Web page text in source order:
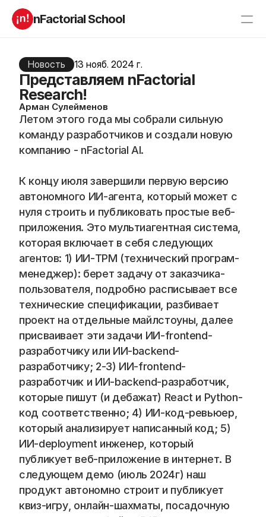
nFactorial School
О нас
Отзывы
Блог
Incubator 2026
Компаниям
Старт в ИТ
Андроид разработчик
iOS с 0
Python-разработчик
Frontend на React
Product manager
Генеративный ИИ
Аналитик данных
QA инженер
RESOURCES
Blog
Careers
Docs
About
Join
Events
Experts
Новость 13 нояб. 2024 г.
Представляем nFactorial
Research!
Арман Сулейменов
Летом этого года мы собрали сильную
команду разработчиков и создали новую
компанию - nFactorial AI.
К концу июля завершили первую версию
автономного ИИ-агента, который может с
нуля строить и публиковать простые веб-
приложения. Это мультиагентная система,
которая включает в себя следующих
агентов: 1) ИИ-TPM (технический програм-
менеджер): берет задачу от заказчика-
пользователя, подробно расписывает все
технические спецификации, разбивает
проект на отдельные майлстоуны, далее
присваивает эти задачи ИИ-frontend-
разработчику или ИИ-backend-
разработчику; 2-3) ИИ-frontend-
разработчик и ИИ-backend-разработчик,
которые пишут (и дебажат) React и Python-
код соответственно; 4) ИИ-код-ревьюер,
который анализирует написанный код; 5)
ИИ-deployment инженер, который
публикует веб-приложение в интернет. В
следующем демо (июль 2024г) наш
продукт автономно строит и публикует
квиз-игру, онлайн-шахматы, посадочную